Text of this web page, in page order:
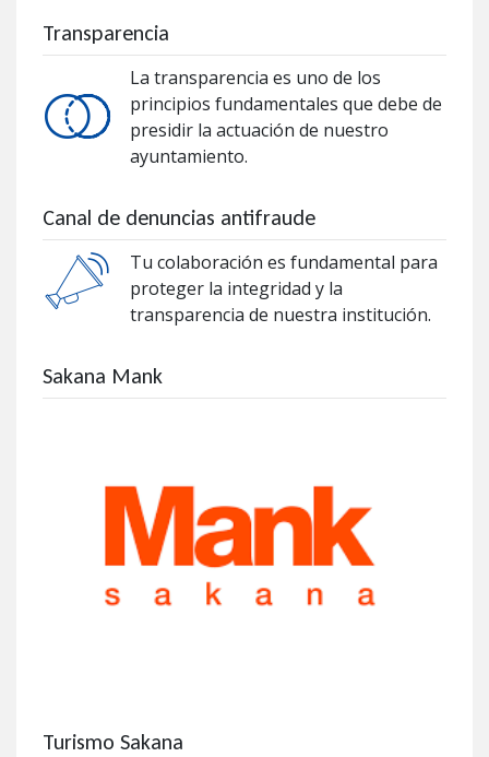
Transparencia
La transparencia es uno de los
principios fundamentales que debe de
presidir la actuación de nuestro
ayuntamiento.
Canal de denuncias antifraude
Tu colaboración es fundamental para
proteger la integridad y la
transparencia de nuestra institución.
Sakana Mank
Turismo Sakana